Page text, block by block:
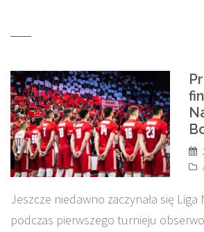
Jeszcze niedawno zaczynała się
podczas pierwszego turnieju